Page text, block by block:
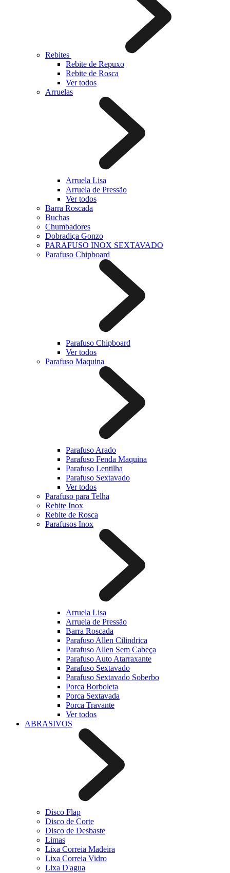
Rebites
Rebite de Repuxo
Rebite de Rosca
Ver todos
Arruelas
Arruela Lisa
Arruela de Pressão
Ver todos
Barra Roscada
Buchas
Chumbadores
Dobradiça Gonzo
PARAFUSO INOX SEXTAVADO
Parafuso Chipboard
Parafuso Chipboard
Ver todos
Parafuso Maquina
Parafuso Arado
Parafuso Fenda Maquina
Parafuso Lentilha
Parafuso Sextavado
Ver todos
Parafuso para Telha
Rebite Inox
Rebite de Rosca
Parafusos Inox
Arruela Lisa
Arruela de Pressão
Barra Roscada
Parafuso Allen Cilindrica
Parafuso Allen Sem Cabeça
Parafuso Auto Atarraxante
Parafuso Sextavado
Parafuso Sextavado Soberbo
Porca Borboleta
Porca Sextavada
Porca Travante
Ver todos
ABRASIVOS
Disco Flap
Disco de Corte
Disco de Desbaste
Limas
Lixa Correia Madeira
Lixa Correia Vidro
Lixa D'agua